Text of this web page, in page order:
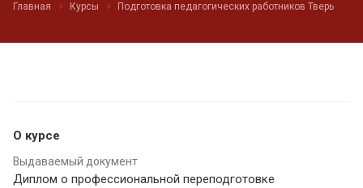
Главная Курсы Подготовка педагогических работников Тверь
О курсе
Выдаваемый документ
Диплом о профессиональной переподготовке